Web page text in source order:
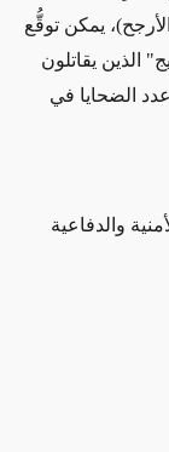
يمكن توقُّع
الذين يقاتلون
الضحايا في
والدفاعية